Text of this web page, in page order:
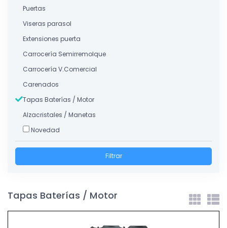
Puertas
Viseras parasol
Extensiones puerta
Carrocería Semirremolque
Carrocería V.Comercial
Carenados
Tapas Baterías / Motor
Alzacristales / Manetas
Novedad
Filtrar
Tapas Baterías / Motor